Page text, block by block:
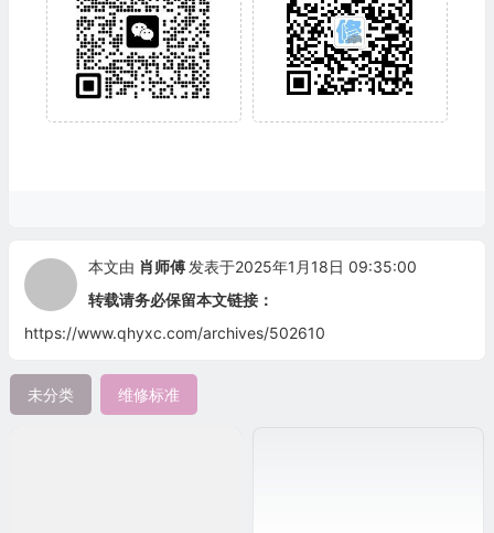
本文由 肖师傅 发表于2025年1月18日 09:35:00
转载请务必保留本文链接：
https://www.qhyxc.com/archives/502610
未分类 维修标准